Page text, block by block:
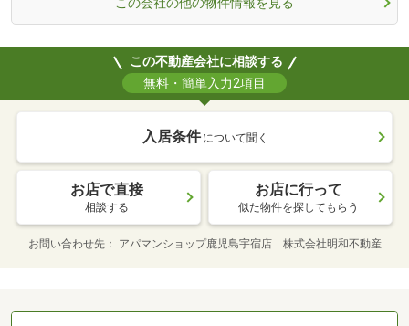
この会社の他の物件情報を見る
この不動産会社に相談する
無料・簡単入力2項目
入居条件 について聞く
お店で直接
相談する
お店に行って
似た物件を探してもらう
お問い合わせ先 アパマンショップ鹿児島宇宿店 株式会社明和不動産